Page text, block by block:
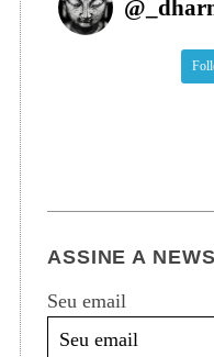
@
ASSINE A
Seu email